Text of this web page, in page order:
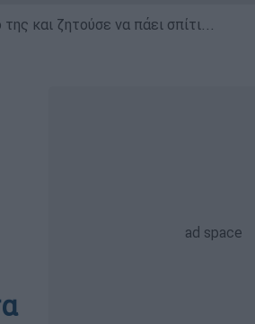
και ζητούσε να πάει σπίτι...